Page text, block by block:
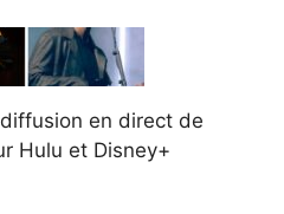
en direct de
Hulu et Disney+